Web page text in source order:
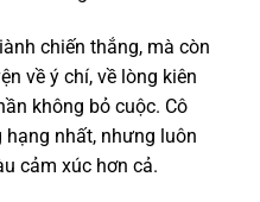
chiến thắng, mà còn
về ý chí, về lòng kiên
không bỏ cuộc. Cô
nhất, nhưng luôn
cảm xúc hơn cả.